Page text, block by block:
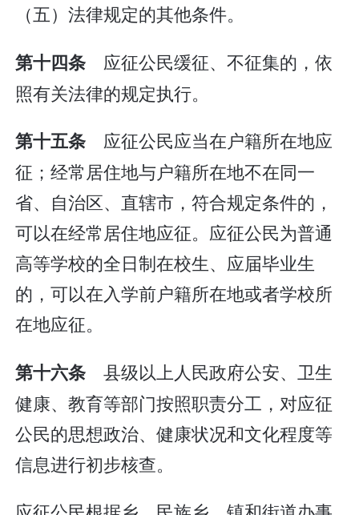
（五）法律规定的其他条件。
第十四条 应征公民缓征、不征集的，依
照有关法律的规定执行。
第十五条 应征公民应当在户籍所在地应
征；经常居住地与户籍所在地不在同一
省、自治区、直辖市，符合规定条件的，
可以在经常居住地应征。应征公民为普通
高等学校的全日制在校生、应届毕业生
的，可以在入学前户籍所在地或者学校所
在地应征。
第十六条 县级以上人民政府公安、卫生
健康、教育等部门按照职责分工，对应征
公民的思想政治、健康状况和文化程度等
信息进行初步核查。